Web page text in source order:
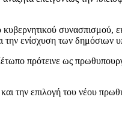
συνασπισμού,
την ενίσχυση των δημόσιων
πρότεινε ως
την επιλογή του νέου